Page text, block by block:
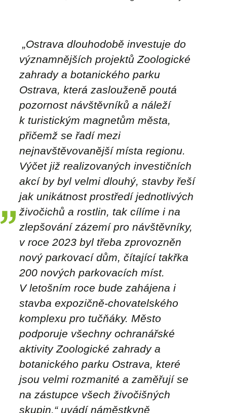
„Ostrava dlouhodobě investuje do
významnějších projektů Zoologické
zahrady a botanického parku
Ostrava, která zaslouženě poutá
pozornost návštěvníků a náleží
k turistickým magnetům města,
přičemž se řadí mezi
nejnavštěvovanější místa regionu.
Výčet již realizovaných investičních
akcí by byl velmi dlouhý, stavby řeší
jak unikátnost prostředí jednotlivých
živočichů a rostlin, tak cílíme i na
zlepšování zázemí pro návštěvníky,
v roce 2023 byl třeba zprovozněn
nový parkovací dům, čítající takřka
200 nových parkovacích míst.
V letošním roce bude zahájena i
stavba expozičně-chovatelského
komplexu pro tučňáky. Město
podporuje všechny ochranářské
aktivity Zoologické zahrady a
botanického parku Ostrava, které
jsou velmi rozmanité a zaměřují se
na zástupce všech živočišných
skupin,“ uvádí náměstkyně